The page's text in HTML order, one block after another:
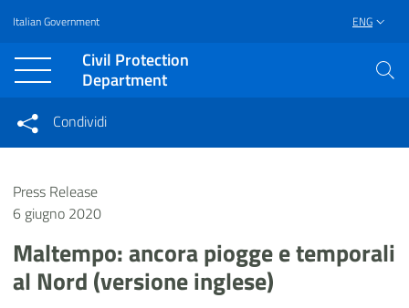
Vai al contenuto principale
Raggiungi il piè di pagina
Italian Government ENG
Civil Protection
Department
Condividi su Facebook
Condividi
Condividi sui social network
Press Release
6 giugno 2020
Maltempo: ancora piogge e temporali
al Nord (versione inglese)